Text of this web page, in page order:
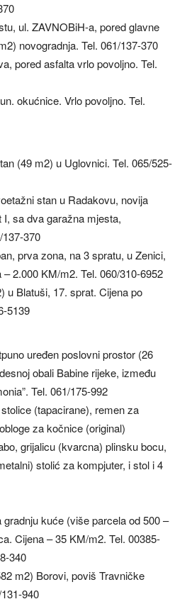
ul. ZAVNOBiH-a, pored glavne
novogradnja. Tel. 061/137-370
pored asfalta vrlo povoljno. Tel.
okućnice. Vrlo povoljno. Tel.
(49 m2) u Uglovnici. Tel. 065/525-
stan u Radakovu, novija
sa dva garažna mjesta,
370
prva zona, na 3 spratu, u Zenici,
– 2.000 KM/m2. Tel. 060/310-6952
u Blatuši, 17. sprat. Cijena po
5139
uređen poslovni prostor (26
obali Babine rijeke, između
Tel. 061/175-992
(tapacirane), remen za
za kočnice (original)
grijalicu (kvarcna) plinsku bocu,
stolić za kompjuter, i stol i 4
kuće (više parcela od 500 –
Cijena – 35 KM/m2. Tel. 00385-
340
m2) Borovi, poviš Travničke
940